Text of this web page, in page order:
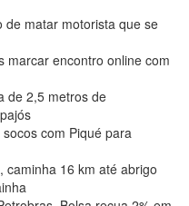
de matar motorista que se
marcar encontro online com
de 2,5 metros de
com Piqué para
caminha 16 km até abrigo